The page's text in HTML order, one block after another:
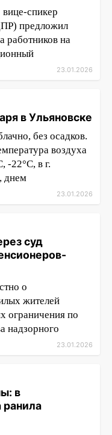
спикер
предложил
работников на
23.01.2026
в Ульяновске
без осадков.
воздуха
-22°С, в г.
днем
23.01.2026
суд
о
жителей
ограничения по
надзорного
23.01.2026
в